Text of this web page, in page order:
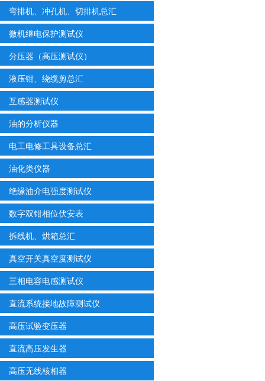
弯排机、冲孔机、切排机总汇
微机继电保护测试仪
分压器（高压测试仪）
液压钳、绕缆剪总汇
互感器测试仪
油的分析仪器
电工电修工具设备总汇
油化类仪器
绝缘油介电强度测试仪
数字双钳相位伏安表
拆线机、烘箱总汇
真空开关真空度测试仪
三相电容电感测试仪
直流系统接地故障测试仪
高压试验变压器
直流高压发生器
高压无线核相器